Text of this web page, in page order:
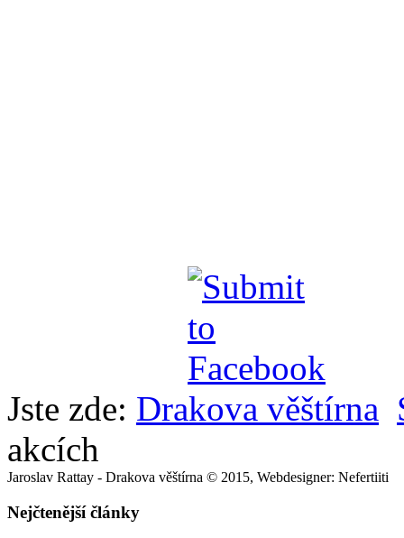
Jste zde: Drakova věštírna
akcích
Jaroslav Rattay - Drakova věštírna © 2015, Webdesigner: Nefertiiti
Nejčtenější články